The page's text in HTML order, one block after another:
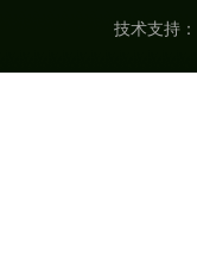
技术支持